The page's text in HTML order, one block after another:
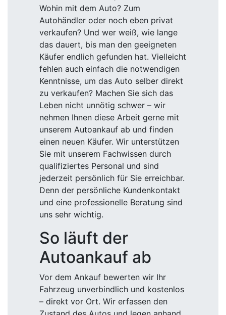
Wohin mit dem Auto? Zum
Autohändler oder noch eben privat
verkaufen? Und wer weiß, wie lange
das dauert, bis man den geeigneten
Käufer endlich gefunden hat. Vielleicht
fehlen auch einfach die notwendigen
Kenntnisse, um das Auto selber direkt
zu verkaufen? Machen Sie sich das
Leben nicht unnötig schwer – wir
nehmen Ihnen diese Arbeit gerne mit
unserem Autoankauf ab und finden
einen neuen Käufer. Wir unterstützen
Sie mit unserem Fachwissen durch
qualifiziertes Personal und sind
jederzeit persönlich für Sie erreichbar.
Denn der persönliche Kundenkontakt
und eine professionelle Beratung sind
uns sehr wichtig.
So läuft der
Autoankauf ab
Vor dem Ankauf bewerten wir Ihr
Fahrzeug unverbindlich und kostenlos
– direkt vor Ort. Wir erfassen den